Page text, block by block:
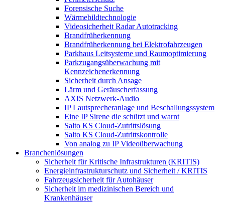
Forensische Suche
Wärmebildtechnologie
Videosicherheit Radar Autotracking​
Brandfrüherkennung
Brandfrüherkennung bei Elektrofahrzeugen
Parkhaus Leitsysteme und Raumoptimierung
Parkzugangsüberwachung mit
Kennzeichenerkennung
Sicherheit durch Ansage
Lärm und Geräuscherfassung
AXIS Netzwerk-Audio
IP Lautsprecheranlage und Beschallungssystem
Eine IP Sirene die schützt und warnt
Salto KS Cloud-Zutrittslösung
Salto KS Cloud-Zutrittskontrolle
Von analog zu IP Videoüberwachung
Branchenlösungen
Sicherheit für Kritische Infrastrukturen (KRITIS)
Energieinfrastrukturschutz und Sicherheit / KRITIS
Fahrzeugsicherheit für Autohäuser
Sicherheit im medizinischen Bereich und
Krankenhäuser